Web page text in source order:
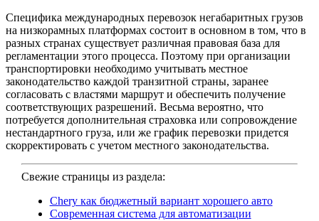
Специфика международных перевозок негабаритных грузов
на низкорамных платформах состоит в основном в том, что в
разных странах существует различная правовая база для
регламентации этого процесса. Поэтому при организации
транспортировки необходимо учитывать местное
законодательство каждой транзитной страны, заранее
согласовать с властями маршрут и обеспечить получение
соответствующих разрешений. Весьма вероятно, что
потребуется дополнительная страховка или сопровождение
нестандартного груза, или же график перевозки придется
скорректировать с учетом местного законодательства.
Свежие страницы из раздела:
Chery как бюджетный вариант хорошего авто
Современная система для автоматизации